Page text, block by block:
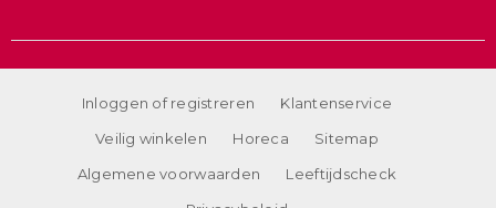
Inloggen of registreren
Klantenservice
Veilig winkelen
Horeca
Sitemap
Algemene voorwaarden
Leeftijdscheck